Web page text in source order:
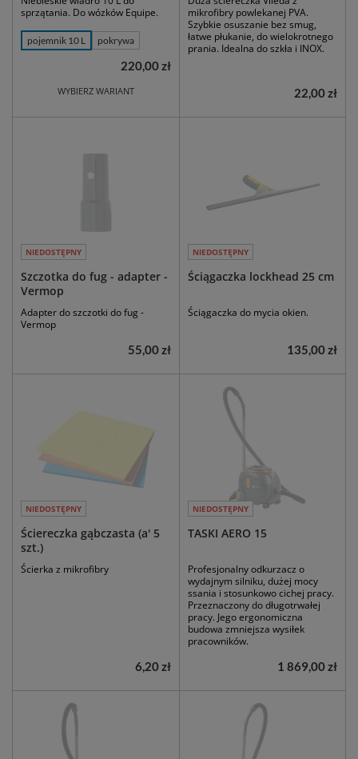
sprzątania. Do wózków Equipe.
pojemnik 10 L pokrywa
WYBIERZ WARIANT
220,00 zł
mikrofibry powlekanej PVA.
Szybkie osuszanie bez smug,
łatwe płukanie, do wielokrotnego
prania. Idealna do szkła i INOX.
22,00 zł
NIEDOSTĘPNY
Szczotka do fug - adapter -
Vermop
Adapter do szczotki do fug -
Vermop
55,00 zł
NIEDOSTĘPNY
Ściągaczka lockhead 25 cm
Ściągaczka do mycia okien.
135,00 zł
NIEDOSTĘPNY
Ściereczka gąbczasta (a' 5
szt.)
Ścierka z mikrofibry
6,20 zł
NIEDOSTĘPNY
TASKI AERO 15
Profesjonalny odkurzacz o
wydajnym silniku, dużej mocy
ssania i stosunkowo cichej pracy.
Przeznaczony do długotrwałej
pracy. Jego ergonomiczna
budowa zmniejsza wysiłek
pracowników.
1 869,00 zł